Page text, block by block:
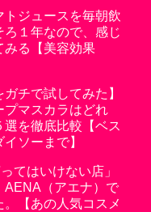
トジュースを毎朝飲
ろ１年なので、感じ
みる【美容効果
ガチで試してみた】
プマスカラはどれ
選を徹底比較【ベス
ソーまで】
てはいけない店」
AENA（アエナ）で
。【あの人気コスメ